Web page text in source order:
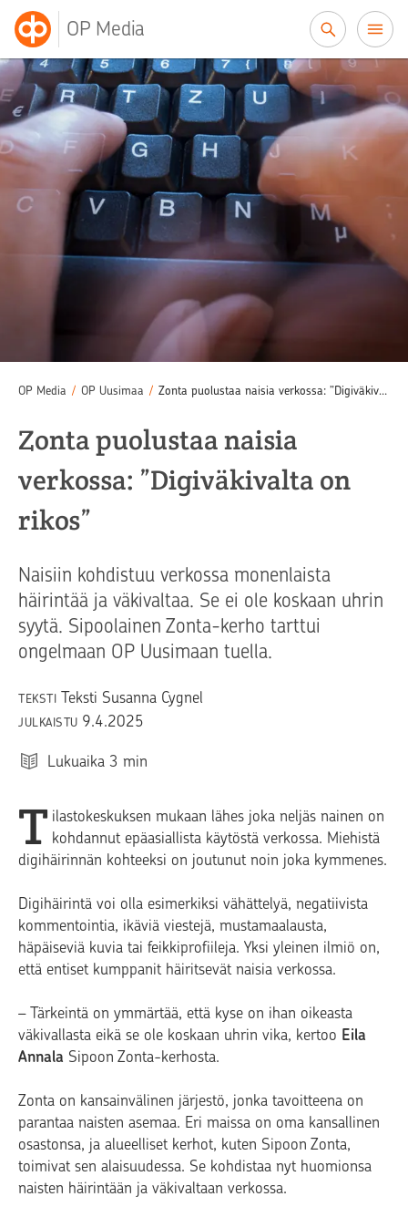
OP Media
OP Media / OP Uusimaa / Zonta puolustaa naisia verkossa: ”Digiväkivalta on rikos”
Zonta puolustaa naisia
verkossa: ”Digiväkivalta on
rikos”
Naisiin kohdistuu verkossa monenlaista
häirintää ja väkivaltaa. Se ei ole koskaan uhrin
syytä. Sipoolainen Zonta-kerho tarttui
ongelmaan OP Uusimaan tuella.
TEKSTI Teksti Susanna Cygnel
JULKAISTU 9.4.2025
Lukuaika 3 min
T ilastokeskuksen mukaan lähes joka neljäs nainen on
kohdannut epäasiallista käytöstä verkossa. Miehistä
digihäirinnän kohteeksi on joutunut noin joka kymmenes.
Digihäirintä voi olla esimerkiksi vähättelyä, negatiivista
kommentointia, ikäviä viestejä, mustamaalausta,
häpäiseviä kuvia tai feikkiprofiileja. Yksi yleinen ilmiö on,
että entiset kumppanit häiritsevät naisia verkossa.
– Tärkeintä on ymmärtää, että kyse on ihan oikeasta
väkivallasta eikä se ole koskaan uhrin vika, kertoo Eila
Annala Sipoon Zonta-kerhosta.
Zonta on kansainvälinen järjestö, jonka tavoitteena on
parantaa naisten asemaa. Eri maissa on oma kansallinen
osastonsa, ja alueelliset kerhot, kuten Sipoon Zonta,
toimivat sen alaisuudessa. Se kohdistaa nyt huomionsa
naisten häirintään ja väkivaltaan verkossa.